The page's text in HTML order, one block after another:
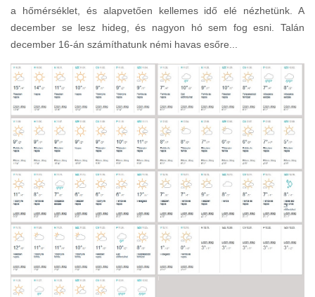
a hőmérséklet, és alapvetően kellemes idő elé nézhetünk. A
december se lesz hideg, és nagyon hó sem fog esni. Talán
december 16-án számíthatunk némi havas esőre...